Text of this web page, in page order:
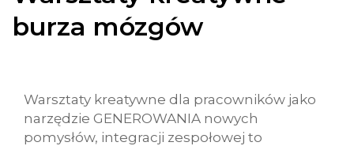
burza mózgów
Warsztaty kreatywne dla pracowników jako
narzędzie GENEROWANIA nowych
pomysłów, integracji zespołowej to